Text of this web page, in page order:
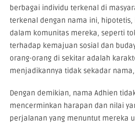
berbagai individu terkenal di
terkenal dengan nama ini,
dalam komunitas mereka, seperti
terhadap kemajuan sosial dan
orang-orang di sekitar adalah
menjadikannya tidak sekadar
Dengan demikian, nama Adhien
mencerminkan harapan dan nilai
perjalanan yang menuntut mereka